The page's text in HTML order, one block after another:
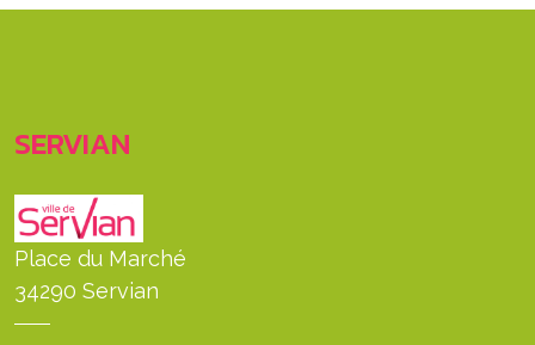
SERVIAN
Place du Marché
34290 Servian